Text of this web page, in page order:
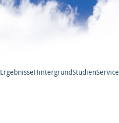
ErgebnisseHintergrundStudienService